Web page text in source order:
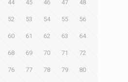
44 45 46 47 48
52 53 54 55 56
60 61 62 63 64
68 69 70 71 72
76 77 78 79 80